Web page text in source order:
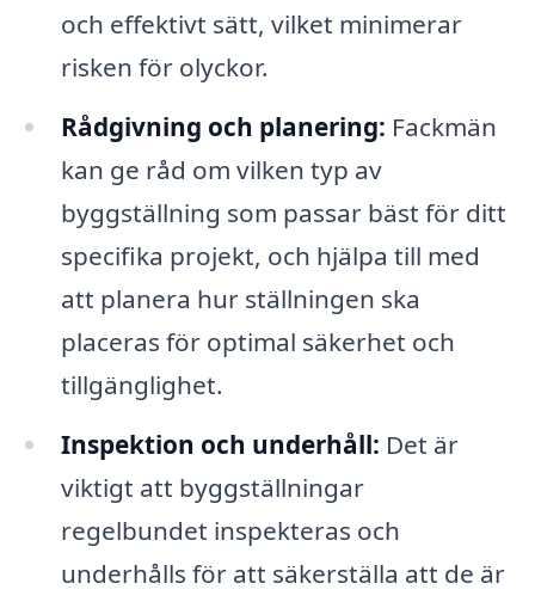
och effektivt sätt, vilket minimerar
risken för olyckor.
Rådgivning och planering: Fackmän
kan ge råd om vilken typ av
byggställning som passar bäst för ditt
specifika projekt, och hjälpa till med
att planera hur ställningen ska
placeras för optimal säkerhet och
tillgänglighet.
Inspektion och underhåll: Det är
viktigt att byggställningar
regelbundet inspekteras och
underhålls för att säkerställa att de är